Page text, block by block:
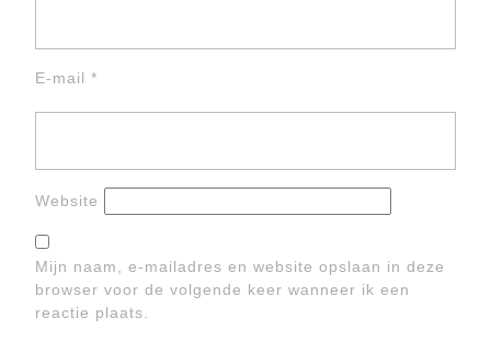
E-mail *
Website
Mijn naam, e-mailadres en website opslaan in deze
browser voor de volgende keer wanneer ik een
reactie plaats.